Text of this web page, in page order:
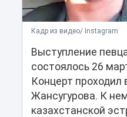
Кадр из видео/ Instagram
Выступление
состоялось 26
Концерт проходил
Жансугурова. К
казахстанской